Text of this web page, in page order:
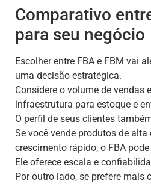
Comparativo
para seu negócio
Escolher entre FBA e FBM vai
uma decisão estratégica.
Considere o volume de vendas
infraestrutura para estoque e
O perfil de seus clientes
Se você vende produtos de
crescimento rápido, o FBA
Ele oferece escala e
Por outro lado, se prefere mais